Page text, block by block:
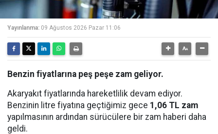
Yayınlanma: 09 Ağustos 2026 Pazar 11:06
Benzin fiyatlarına peş peşe zam geliyor.
Akaryakıt fiyatlarında hareketlilik devam ediyor.
Benzinin litre fiyatına geçtiğimiz gece 1,06 TL zam
yapılmasının ardından sürücülere bir zam haberi daha
geldi.